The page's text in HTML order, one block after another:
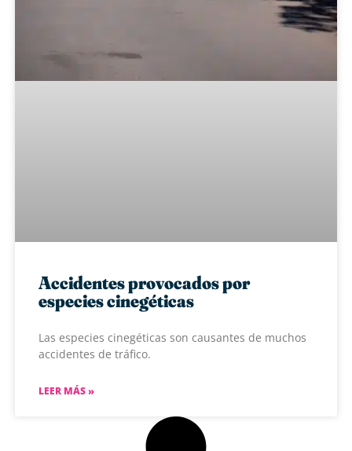
Accidentes provocados por
especies cinegéticas
Las especies cinegéticas son causantes de muchos
accidentes de tráfico.
LEER MÁS »